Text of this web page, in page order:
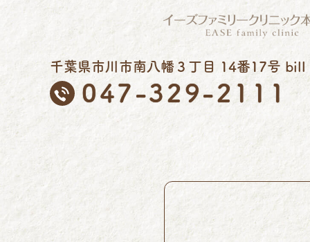
千葉県市川市南八幡３丁目 14番17号
047-329-2111